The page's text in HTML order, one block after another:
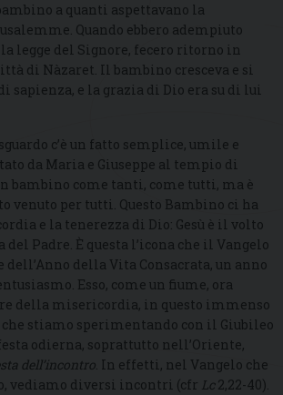
a quanti aspettavano la
Quando ebbero adempiuto
la legge del Signore, fecero ritorno in
di Nàzaret. Il bambino cresceva e si
sapienza, e la grazia di Dio era su di lui
c’è un fatto semplice, umile e
da Maria e Giuseppe al tempio di
bambino come tanti, come tutti, ma è
venuto per tutti. Questo Bambino ci ha
e la tenerezza di Dio: Gesù è il volto
Padre. È questa l’icona che il Vangelo
della Vita Consacrata, un anno
Esso, come un fiume, ora
della misericordia, in questo immenso
stiamo sperimentando con il Giubileo
odierna, soprattutto nell’Oriente,
dell’incontro. In effetti, nel Vangelo che
vediamo diversi incontri (cfr Lc2,22-40).